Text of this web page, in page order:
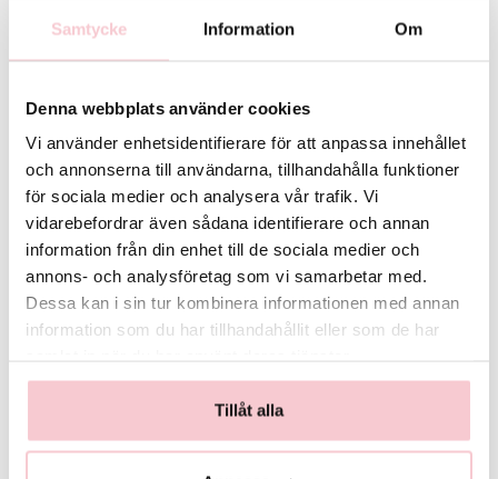
Samtycke Information Om
Denna webbplats använder cookies
Vi använder enhetsidentifierare för att anpassa innehållet
och annonserna till användarna, tillhandahålla funktioner
för sociala medier och analysera vår trafik. Vi
vidarebefordrar även sådana identifierare och annan
information från din enhet till de sociala medier och
annons- och analysföretag som vi samarbetar med.
Dessa kan i sin tur kombinera informationen med annan
information som du har tillhandahållit eller som de har
Tillåt alla
För fullständiga villkor, se:
Glasvas
125 kr
Chokladstrut
99 kr